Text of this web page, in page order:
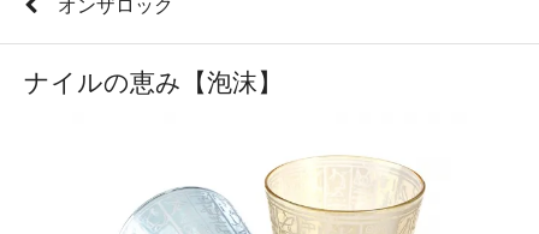
オンザロック
ナイルの恵み【泡沫】